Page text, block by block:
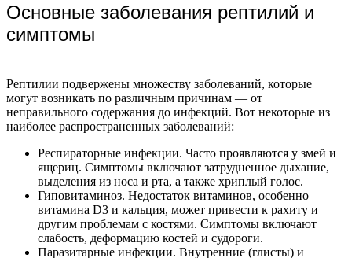
Основные заболевания рептилий и
симптомы
Рептилии подвержены множеству заболеваний, которые
могут возникать по различным причинам — от
неправильного содержания до инфекций. Вот некоторые из
наиболее распространенных заболеваний:
Респираторные инфекции. Часто проявляются у змей и
ящериц. Симптомы включают затрудненное дыхание,
выделения из носа и рта, а также хриплый голос.
Гиповитаминоз. Недостаток витаминов, особенно
витамина D3 и кальция, может привести к рахиту и
другим проблемам с костями. Симптомы включают
слабость, деформацию костей и судороги.
Паразитарные инфекции. Внутренние (глисты) и